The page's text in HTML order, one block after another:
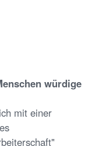
würdige
mit einer